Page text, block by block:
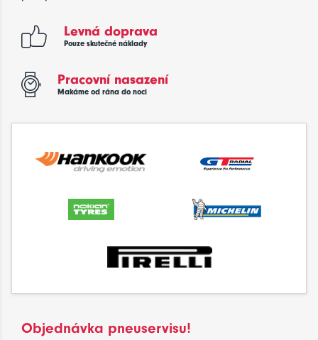
Levná doprava
Pouze skutečné náklady
Pracovní nasazení
Makáme od rána do noci
Objednávka pneuservisu!